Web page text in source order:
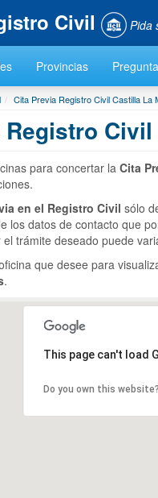
Civil Pida
Provincias
Cita Previa Registro Civil Castilla La
Registro
para concertar la Cita
en el Registro Civil sólo
los datos de contacto que
trámite deseado puede
que desee para
.
This page can't load
Do you own this website?